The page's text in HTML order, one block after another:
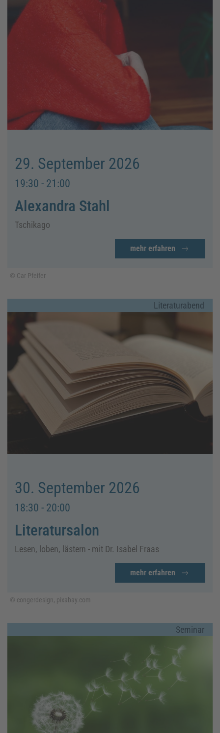
29. September 2026
19:30 - 21:00
Alexandra Stahl
Tschikago
mehr erfahren
© Car Pfeifer
Literaturabend
30. September 2026
18:30 - 20:00
Literatursalon
Lesen, loben, lästern - mit Dr. Isabel Fraas
mehr erfahren
© congerdesign, pixabay.com
Seminar